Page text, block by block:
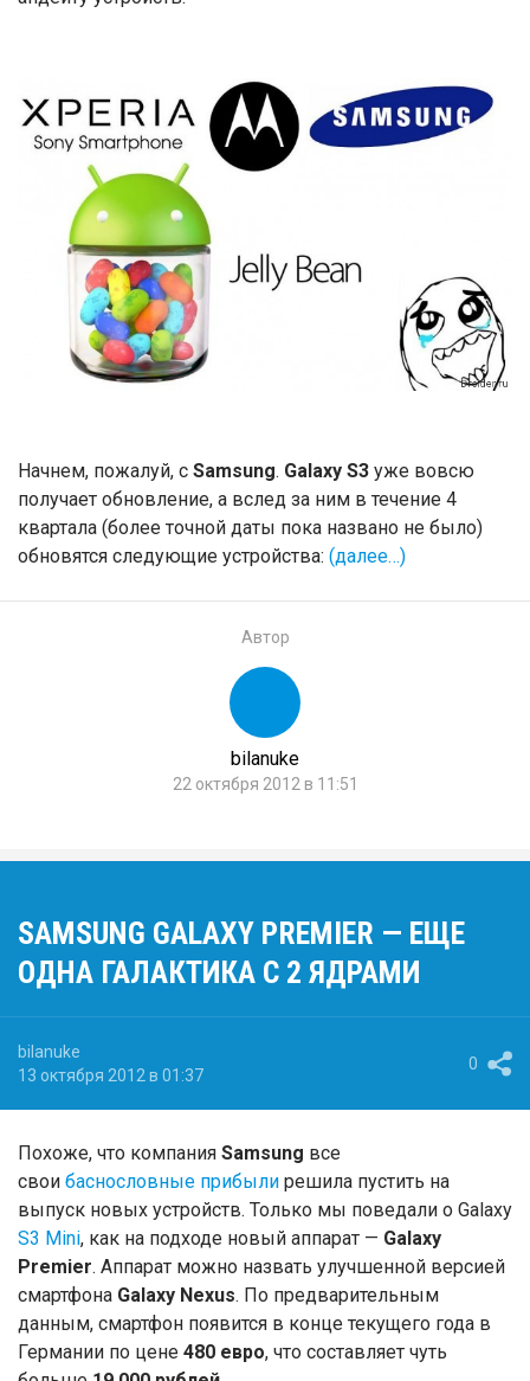
Начнем, пожалуй, с Samsung. Galaxy S3 уже вовсю
получает обновление, а вслед за ним в течение 4
квартала (более точной даты пока названо не было)
обновятся следующие устройства: (далее…)
Автор
bilanuke
22 октября 2012 в 11:51
SAMSUNG GALAXY PREMIER — ЕЩЕ
ОДНА ГАЛАКТИКА С 2 ЯДРАМИ
bilanuke
13 октября 2012 в 01:37
0
Похоже, что компания Samsung все
свои баснословные прибыли решила пустить на
выпуск новых устройств. Только мы поведали о Galaxy
S3 Mini, как на подходе новый аппарат — Galaxy
Premier. Аппарат можно назвать улучшенной версией
смартфона Galaxy Nexus. По предварительным
данным, смартфон появится в конце текущего года в
Германии по цене 480 евро, что составляет чуть